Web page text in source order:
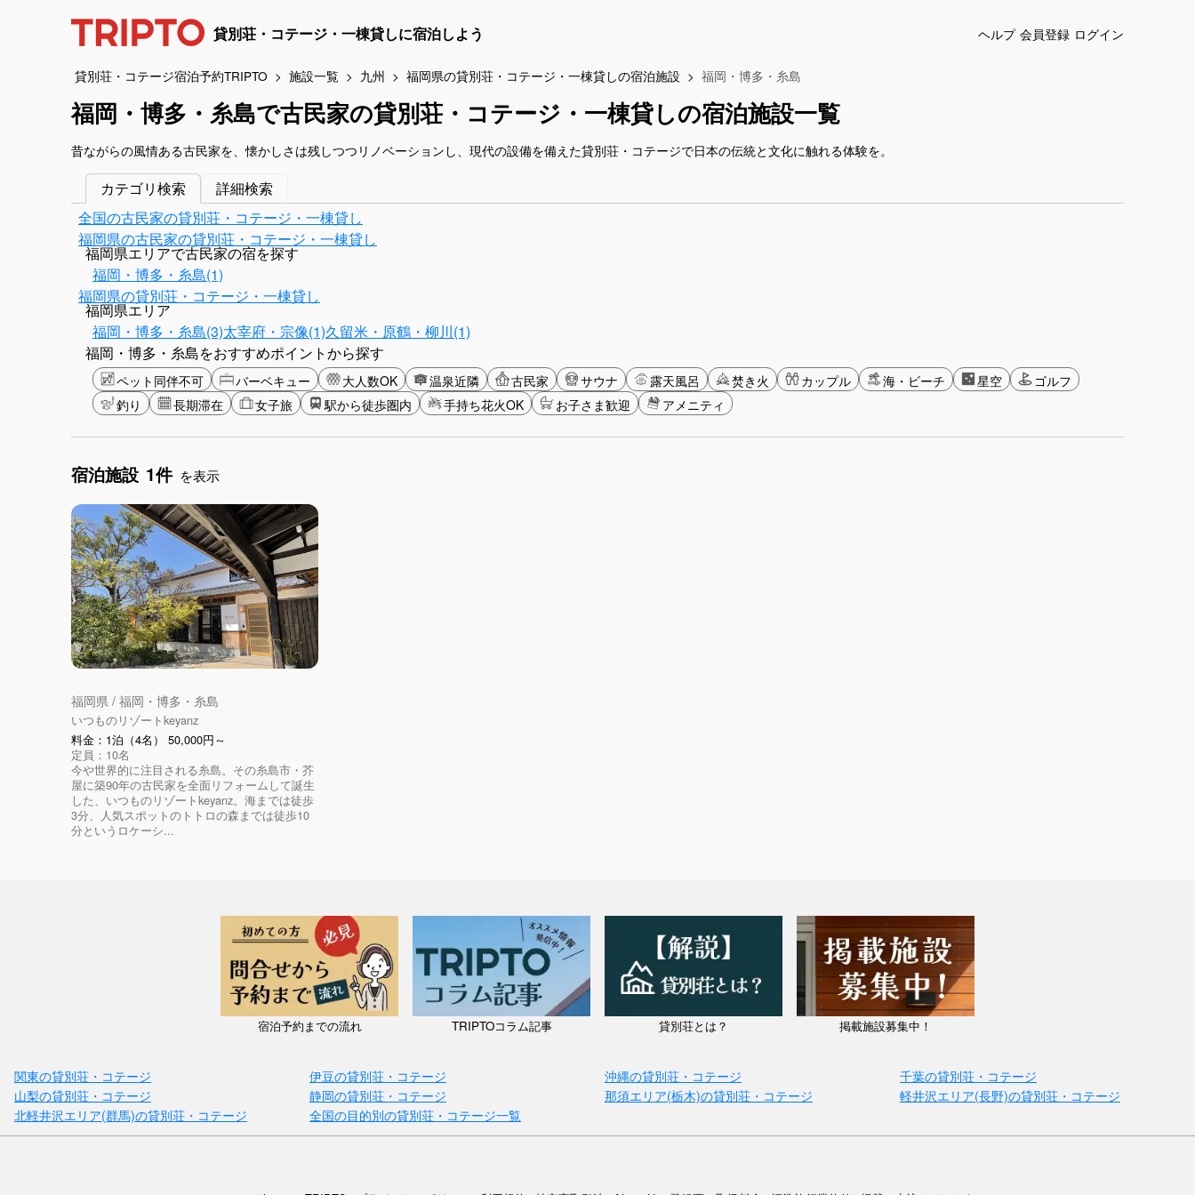
貸別荘・コテージ・一棟貸しに宿泊しよう ヘルプ 会員登録 ログイン
貸別荘・コテージ宿泊予約TRIPTO 施設一覧 九州 福岡県の貸別荘・コテージ・一棟貸しの宿泊施設 福岡・博多・糸島
福岡・博多・糸島で古民家の貸別荘・コテージ・一棟貸しの宿泊施設一覧
昔ながらの風情ある古民家を、懐かしさは残しつつリノベーションし、現代の設備を備えた貸別荘・コテージで日本の伝統と文化に触れる体験を。
カテゴリ検索
詳細検索
全国の古民家の貸別荘・コテージ・一棟貸し
福岡県の古民家の貸別荘・コテージ・一棟貸し
福岡県エリアで古民家の宿を探す
福岡・博多・糸島(1)
福岡県の貸別荘・コテージ・一棟貸し
福岡県エリア
福岡・博多・糸島(3)太宰府・宗像(1)久留米・原鶴・柳川(1)
福岡・博多・糸島をおすすめポイントから探す
ペット同伴不可 バーベキュー 大人数OK 温泉近隣 古民家 サウナ 露天風呂 焚き火 カップル 海・ビーチ 星空
ゴルフ
釣り
長期滞在 女子旅 駅から徒歩圏内 手持ち花火OK お子さま歓迎 アメニティ
宿泊施設 1件 を表示
福岡県 / 福岡・博多・糸島
いつものリゾートkeyanz
料金：1泊（4名） 50,000円～
定員：10名
今や世界的に注目される糸島。その糸島市・芥
屋に築90年の古民家を全面リフォームして誕生
した、いつものリゾートkeyanz。海までは徒歩
3分、人気スポットのトトロの森までは徒歩10
分というロケーシ...
宿泊予約までの流れ TRIPTOコラム記事 貸別荘とは？ 掲載施設募集中！
関東の貸別荘・コテージ 伊豆の貸別荘・コテージ 沖縄の貸別荘・コテージ
千葉の貸別荘・コテージ
山梨の貸別荘・コテージ
静岡の貸別荘・コテージ 那須エリア(栃木)の貸別荘・コテージ
軽井沢エリア(長野)の貸別荘・コテージ
北軽井沢エリア(群馬)の貸別荘・コテージ
全国の目的別の貸別荘・コテージ一覧